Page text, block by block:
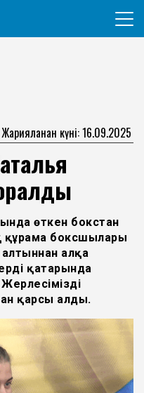
гражданин
Жарияланған күні: 16.09.2025
өткен бокстан
құрама боксшылары
алқа
қатарында
қарсы алды.